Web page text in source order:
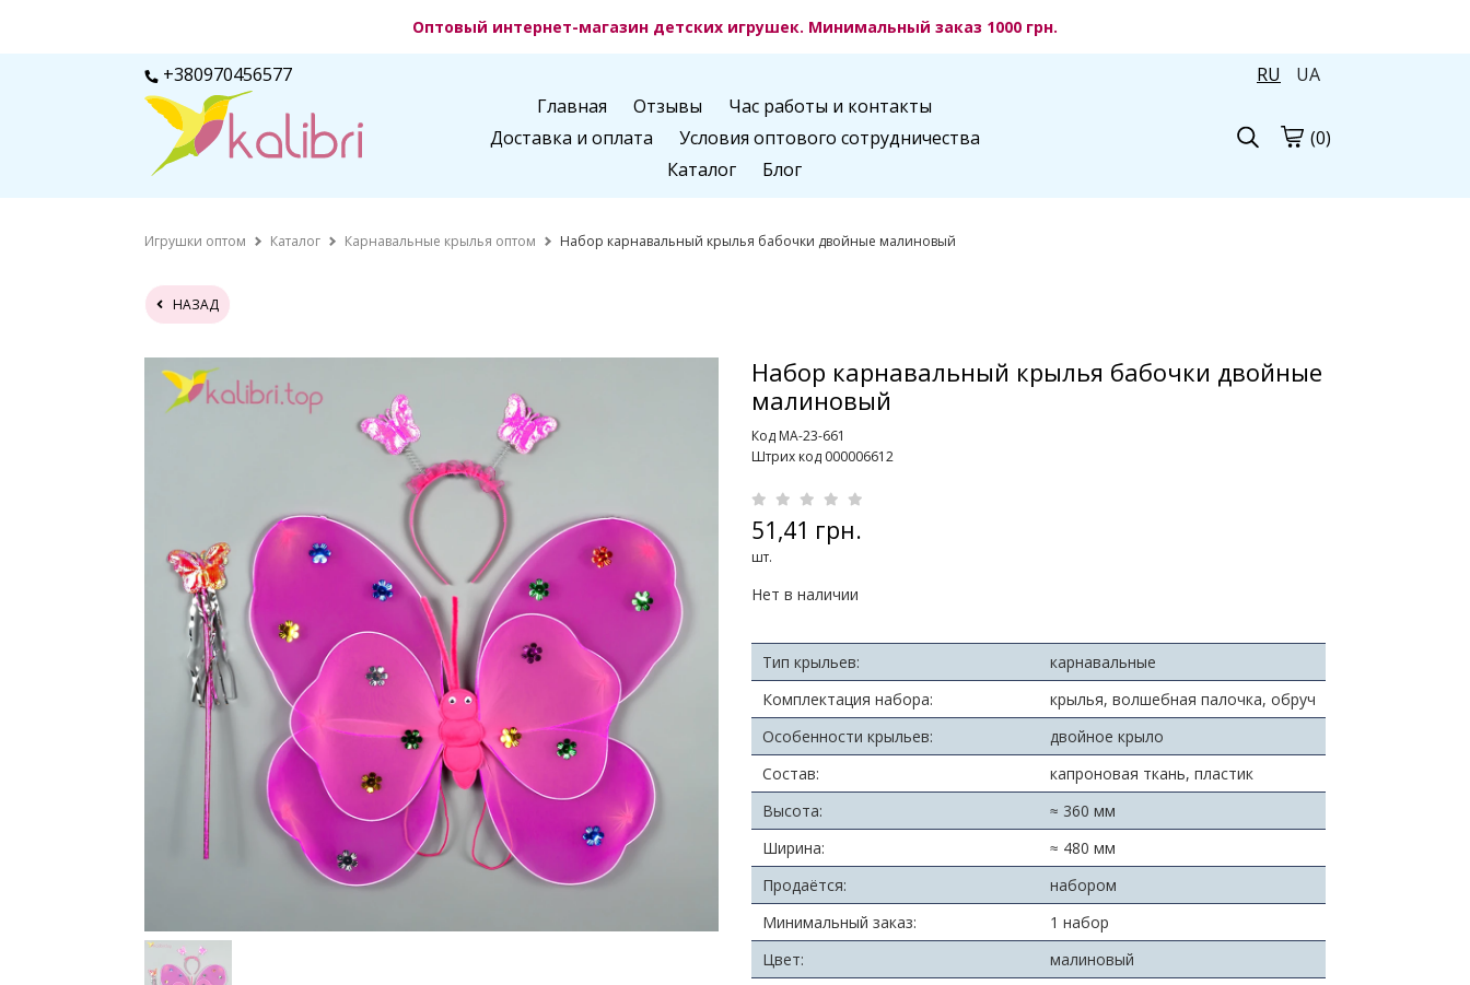
Оптовый интернет-магазин детских игрушек. Минимальный заказ 1000 грн.
+380970456577 RU
UA
Главная
Отзывы
Час работы и контакты
Доставка и оплата
Условия оптового сотрудничества
Каталог
Блог
(0)
Игрушки оптом Каталог Карнавальные крылья оптом Набор карнавальный крылья бабочки двойные малиновый
НАЗАД
Набор карнавальный крылья бабочки двойные
малиновый
Код MA-23-661
Штрих код 000006612
51,41 грн.
шт.
Нет в наличии
Тип крыльев:
карнавальные
Комплектация набора:
крылья, волшебная палочка, обруч
Особенности крыльев:
двойное крыло
Состав:
капроновая ткань, пластик
Высота:
≈ 360 мм
Ширина:
≈ 480 мм
Продаётся:
набором
Минимальный заказ:
1 набор
Цвет:
малиновый